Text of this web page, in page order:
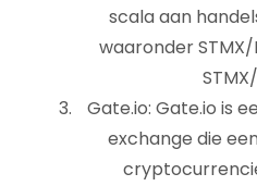
scala aan
waaronder STMX/
Gate.io: Gate.io is
exchange die